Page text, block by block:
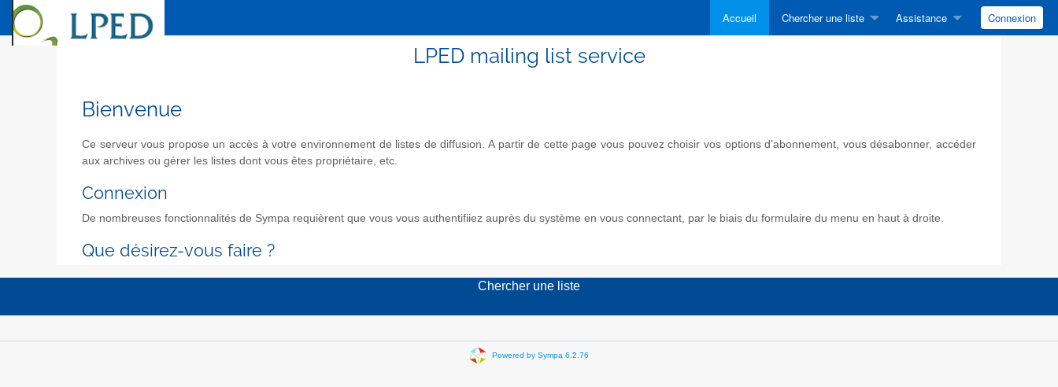
Accueil Chercher une liste Assistance Connexion
LPED mailing list service
Bienvenue
Ce serveur vous propose un accès à votre environnement de listes de diffusion. A partir de cette page vous pouvez choisir vos options d'abonnement, vous désabonner, accéder
aux archives ou gérer les listes dont vous êtes propriétaire, etc.
Connexion
De nombreuses fonctionnalités de Sympa requièrent que vous vous authentifiiez auprès du système en vous connectant, par le biais du formulaire du menu en haut à droite.
Que désirez-vous faire ?
Chercher une liste
Powered by Sympa 6.2.76